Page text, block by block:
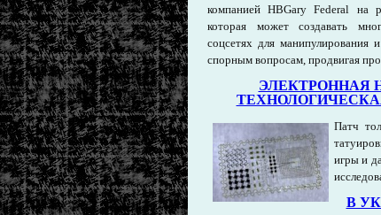
компанией HBGary Federal на
которая может создавать
соцсетях для манипулирования
спорным вопросам, продвигая
ЭЛЕКТРОННАЯ
Патч
игры и
В